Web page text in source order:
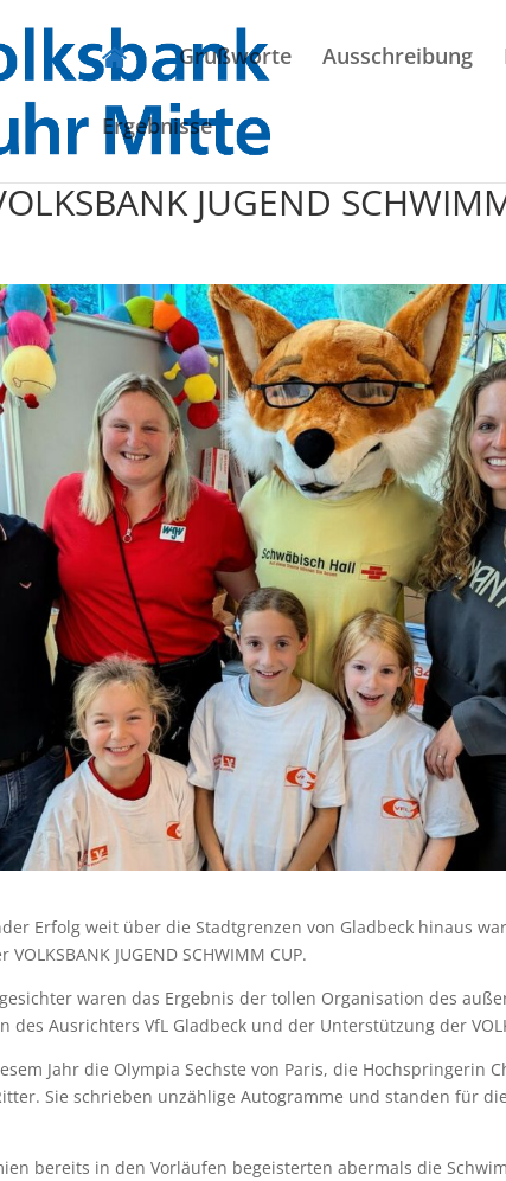
Grußworte Ausschreibung
Ergebnisse
JUGEND
Erfolg weit über die Stadtgrenzen von Gladbeck hinaus
JUGEND SCHWIMM CUP.
waren das Ergebnis der tollen Organisation des
des Ausrichters VfL Gladbeck und der Unterstützung der
Jahr die Olympia Sechste von Paris, die Hochspringerin
Sie schrieben unzählige Autogramme und standen für
bereits in den Vorläufen begeisterten abermals die